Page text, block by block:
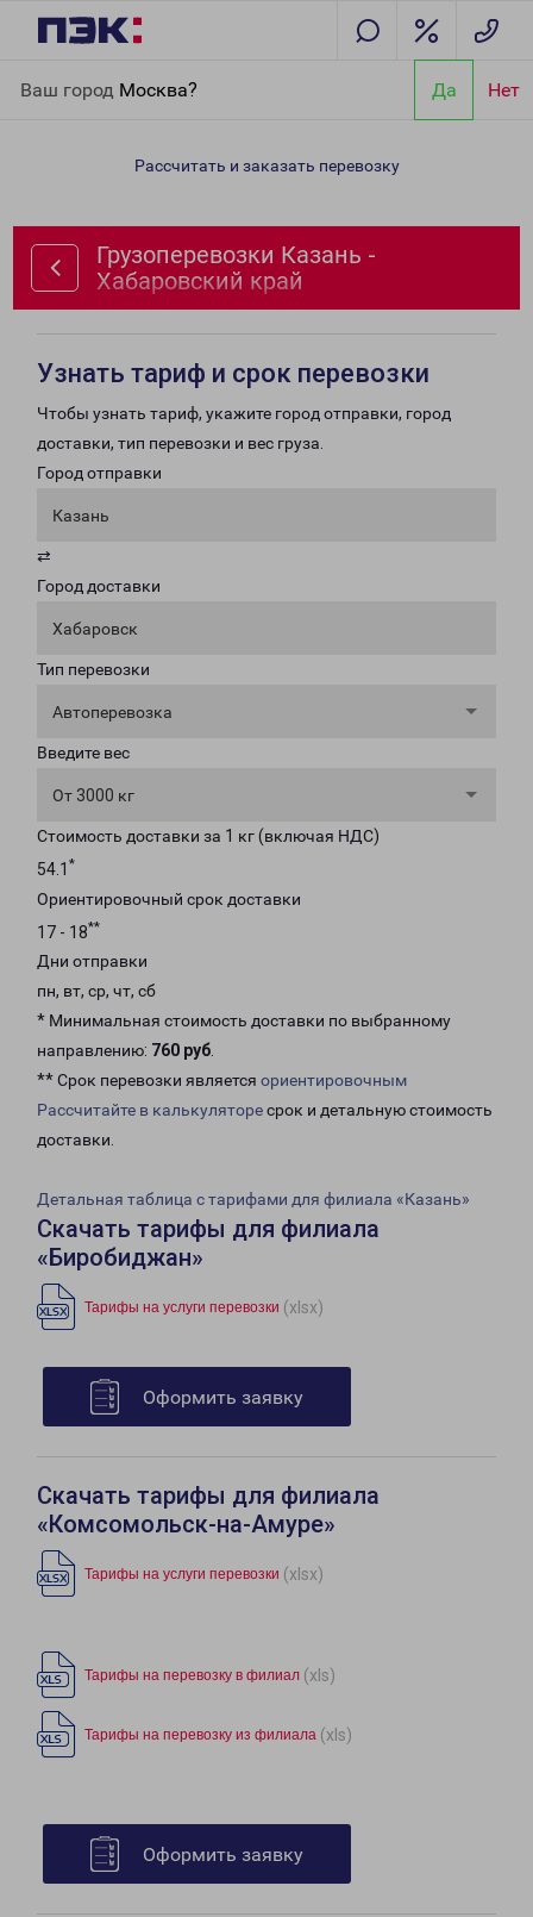
Ваш город Москва? Да Нет
край
Рассчитать и заказать перевозку
Грузоперевозки Казань -
Хабаровский край
Узнать тариф и срок перевозки
Чтобы узнать тариф, укажите город отправки, город
доставки, тип перевозки и вес груза.
Город отправки
Казань
⇄
Город доставки
Хабаровск
Тип перевозки
Автоперевозка
Введите вес
От 3000 кг
Стоимость доставки за 1 кг (включая НДС)
54.1 *
Ориентировочный срок доставки
17 - 18**
Дни отправки
пн, вт, ср, чт, сб
* Минимальная стоимость доставки по выбранному
направлению: 760 руб.
** Срок перевозки является ориентировочным
Рассчитайте в калькуляторесрок и детальную стоимость
доставки.
Детальная таблица с тарифами для филиала «Казань»
Скачать тарифы для филиала
«Биробиджан»
Тарифы на услуги перевозки (xlsx)
Оформить заявку
Скачать тарифы для филиала
«Комсомольск-на-Амуре»
Тарифы на услуги перевозки (xlsx)
Тарифы на перевозку в филиал (xls)
Тарифы на перевозку из филиала (xls)
Оформить заявку